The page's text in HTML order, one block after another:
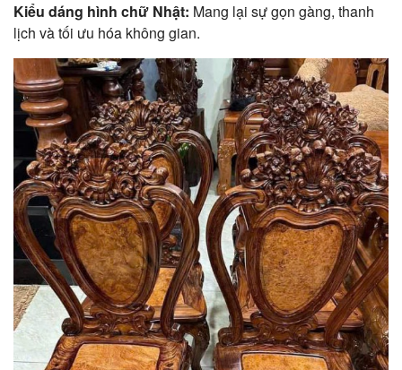
Kiểu dáng hình chữ Nhật: Mang lại sự gọn gàng, thanh
lịch và tối ưu hóa không gian.